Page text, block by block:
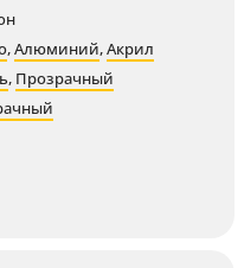
,Алюминий,Акрил
, Прозрачный